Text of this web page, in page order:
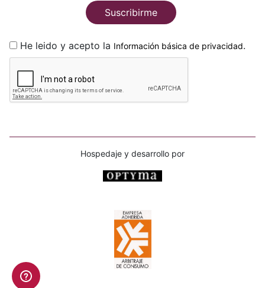
Suscribirme
He leido y acepto la Información básica de privacidad.
Hospedaje y desarrollo por